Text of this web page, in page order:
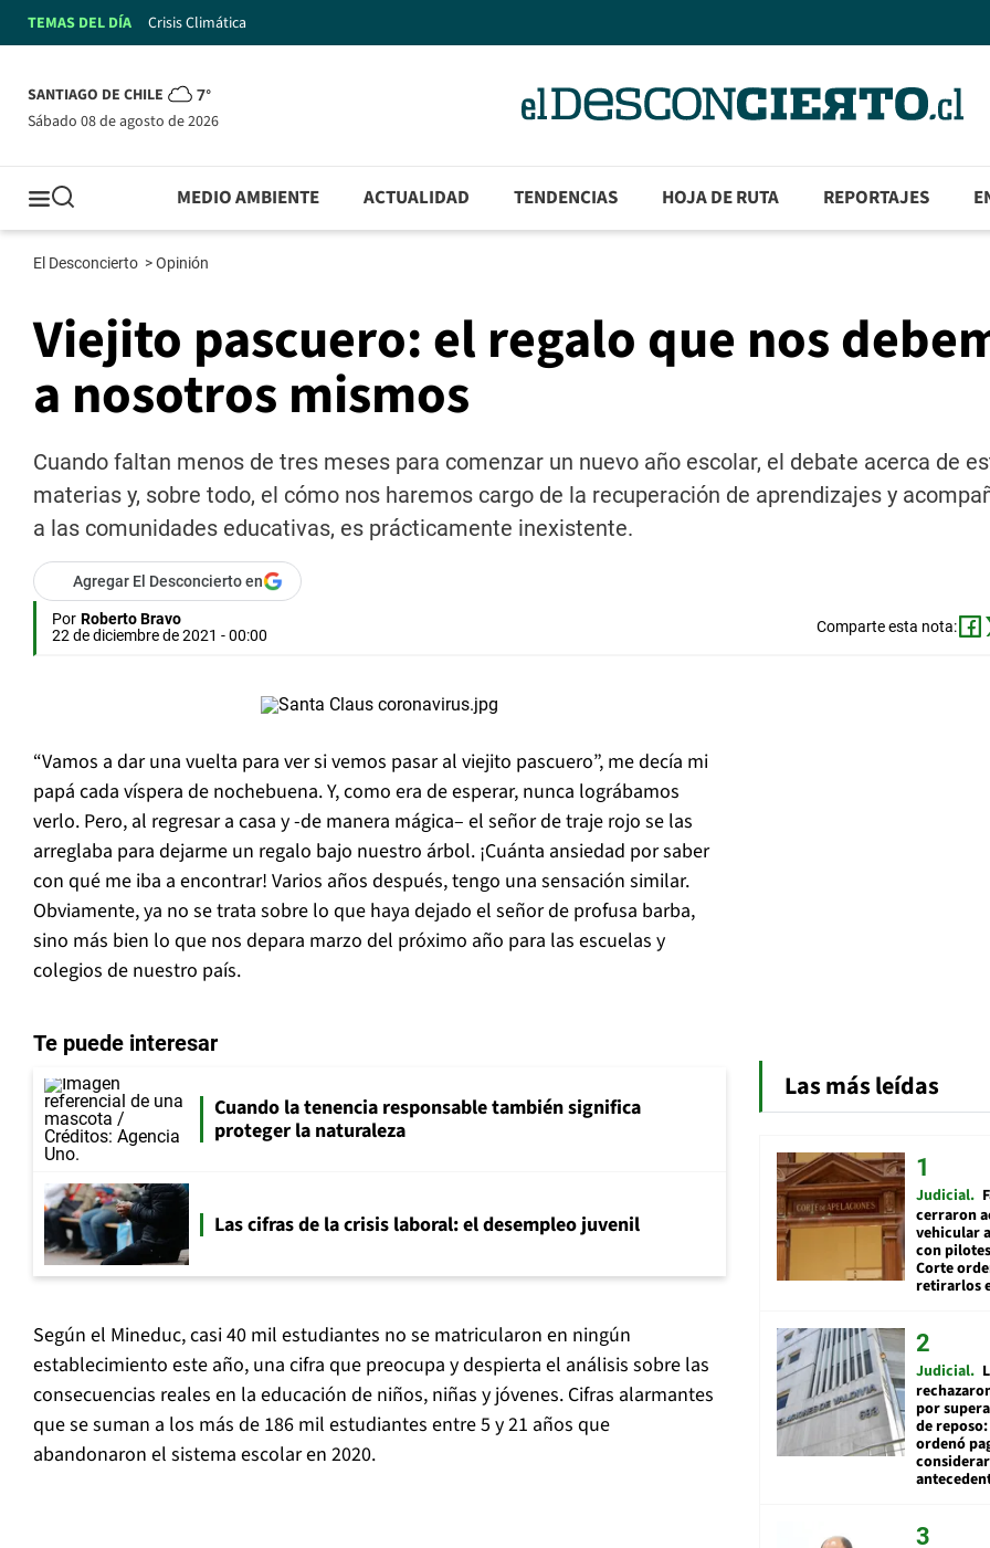
TEMAS DEL DÍA Crisis Climática
SANTIAGO DE CHILE 7°
sábado 08 de agosto de 2026
MEDIO AMBIENTE ACTUALIDAD TENDENCIAS HOJA DE RUTA REPORTAJES
El Desconcierto >Opinión
Viejito pascuero: el regalo que nos
a nosotros mismos
Cuando faltan menos de tres meses para comenzar un nuevo año escolar, el debate acerca de
materias y, sobre todo, el cómo nos haremos cargo de la recuperación de aprendizajes y
a las comunidades educativas, es prácticamente inexistente.
Agregar El Desconcierto en
Por Roberto Bravo
22 de diciembre de 2021 - 00:00
Comparte esta nota:
“Vamos a dar una vuelta para ver si vemos pasar al viejito pascuero”, me decía mi
papá cada víspera de nochebuena. Y, como era de esperar, nunca lográbamos
verlo. Pero, al regresar a casa y -de manera mágica– el señor de traje rojo se las
arreglaba para dejarme un regalo bajo nuestro árbol. ¡Cuánta ansiedad por saber
con qué me iba a encontrar! Varios años después, tengo una sensación similar.
Obviamente, ya no se trata sobre lo que haya dejado el señor de profusa barba,
sino más bien lo que nos depara marzo del próximo año para las escuelas y
colegios de nuestro país.
Te puede interesar
Cuando la tenencia responsable también significa
proteger la naturaleza
Las cifras de la crisis laboral: el desempleo juvenil
Según el Mineduc, casi 40 mil estudiantes no se matricularon en ningún
establecimiento este año, una cifra que preocupa y despierta el análisis sobre las
consecuencias reales en la educación de niños, niñas y jóvenes. Cifras alarmantes
que se suman a los más de 186 mil estudiantes entre 5 y 21 años que
abandonaron el sistema escolar en 2020.
Las más leídas
Judicial
cerraron
vehicular
con
Corte
retirarlos
Judicial
por
de
ordenó